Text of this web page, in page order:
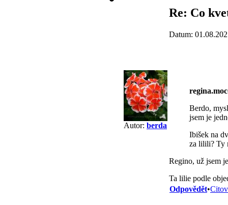
Autor: berda
Re: Co
Datum:
Berdo,
jsem je
Ibišek na
za lilili? Ty
Regino, už jsem
Ta lilie podle
Odpovědět•